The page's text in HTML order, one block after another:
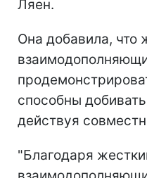
Ляен.
Она добавила, что
способны
действуя
"Благодаря